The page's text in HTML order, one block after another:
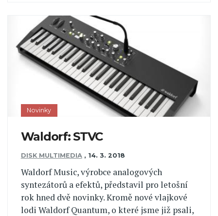
Novinky
Waldorf: STVC
DISK MULTIMEDIA , 14. 3. 2018
Waldorf Music, výrobce analogových
syntezátorů a efektů, představil pro letošní
rok hned dvě novinky. Kromě nové vlajkové
lodi Waldorf Quantum, o které jsme již psali,